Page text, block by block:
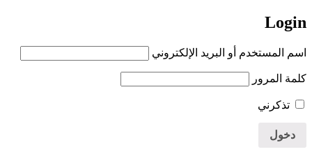
Login
اسم المستخدم أو البريد الإلكتروني
كلمة المرور
تذكرني